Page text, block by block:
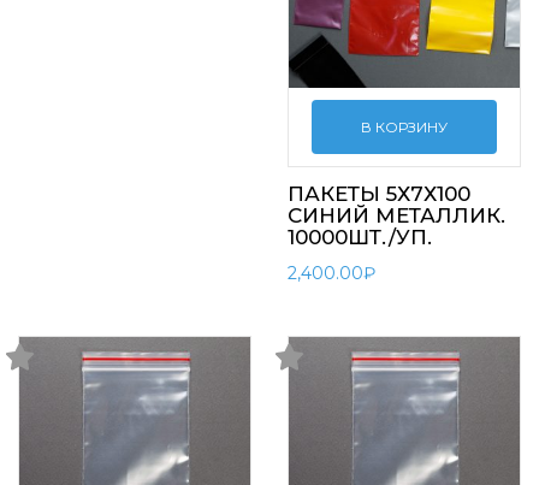
В КОРЗИНУ
ПАКЕТЫ 5Х7Х100
СИНИЙ МЕТАЛЛИК.
10000ШТ./УП.
2,400.00₽